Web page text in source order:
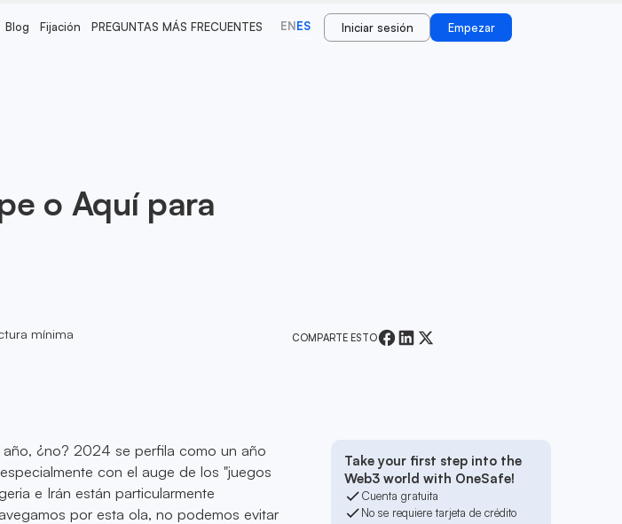
Blog Fijación PREGUNTAS MÁS FRECUENTES ENES Iniciar sesión Empezar
o Aquí para
mínima COMPARTE ESTO
¿no? 2024 se perfila como un año
con el auge de los "juegos
e Irán están particularmente
por esta ola, no podemos evitar
Take your first step into the
Web3 world with OneSafe!
Cuenta gratuita
No se requiere tarjeta de crédito